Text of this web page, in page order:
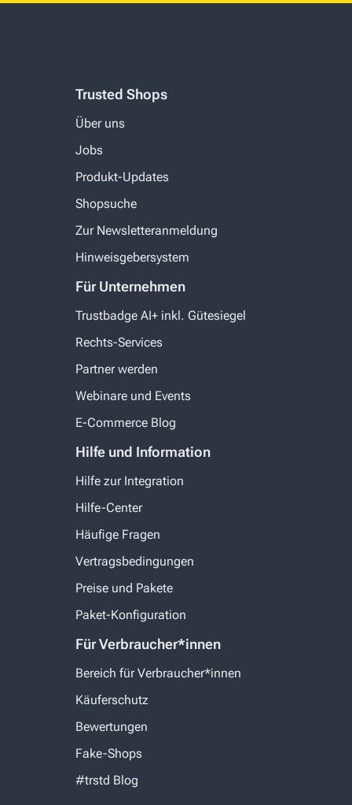
Trusted Shops
Über uns
Jobs
Produkt-Updates
Shopsuche
Zur Newsletteranmeldung
Hinweisgebersystem
Für Unternehmen
Trustbadge AI+ inkl. Gütesiegel
Rechts-Services
Partner werden
Webinare und Events
E-Commerce Blog
Hilfe und Information
Hilfe zur Integration
Hilfe-Center
Häufige Fragen
Vertragsbedingungen
Preise und Pakete
Paket-Konfiguration
Für Verbraucher*innen
Bereich für Verbraucher*innen
Käuferschutz
Bewertungen
Fake-Shops
#trstd Blog